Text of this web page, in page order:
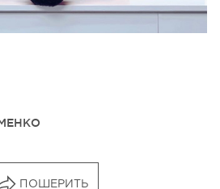
ПОШЕРИТЬ